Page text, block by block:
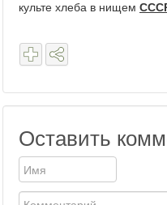
культе хлеба в нищем
Оставить